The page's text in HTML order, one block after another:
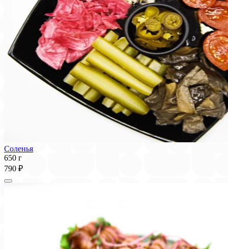
Соленья
650 г
790 ₽